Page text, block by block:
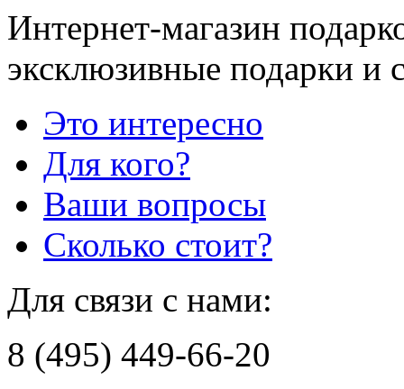
Интернет-магазин
эксклюзивные подарки и
Это интересно
Для кого?
Ваши вопросы
Сколько стоит?
Для связи с нами:
8 (495) 449-66-20